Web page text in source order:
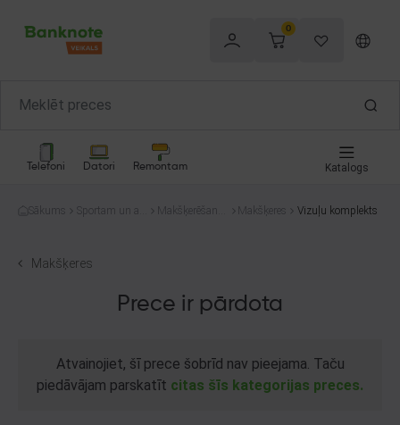
0
Telefoni Datori Remontam Katalogs
Sākums
Sportam un at
Makšķerēšana
Makšķeres Vizuļu komplekts
Makšķeres
Prece ir pārdota
Atvainojiet, šī prece šobrīd nav pieejama. Taču
piedāvājam parskatīt citas šīs kategorijas preces.